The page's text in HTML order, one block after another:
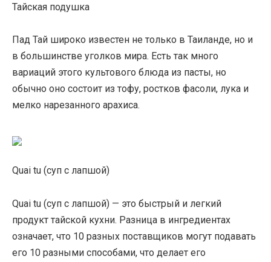
Тайская подушка
Пад Тай широко известен не только в Таиланде, но и
в большинстве уголков мира. Есть так много
вариаций этого культового блюда из пасты, но
обычно оно состоит из тофу, ростков фасоли, лука и
мелко нарезанного арахиса.
Quai tu (суп с лапшой)
Quai tu (суп с лапшой) — это быстрый и легкий
продукт тайской кухни. Разница в ингредиентах
означает, что 10 разных поставщиков могут подавать
его 10 разными способами, что делает его